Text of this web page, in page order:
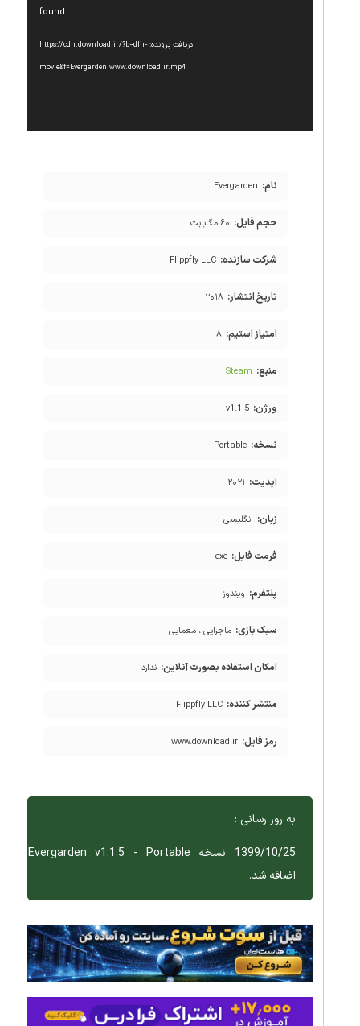
found
دریافت پرونده: https://cdn.download.ir/?b=dlir-
movie&f=Evergarden.www.download.ir.mp4
نام: Evergarden
حجم فایل: ۶۰ مگابایت
شرکت سازنده: Flippfly LLC
تاریخ انتشار: ۲۰۱۸
امتیاز استیم: ۸
منبع: Steam
ورژن: v1.1.5
نسخه: Portable
آپدیت: ۲۰۲۱
زبان: انگلیسی
فرمت فایل: exe
پلتفرم: ویندوز
سبک بازی: ماجرایی ، معمایی
امکان استفاده بصورت آنلاین: ندارد
منتشر کننده: Flippfly LLC
رمز فایل: www.download.ir
به روز رسانی :
1399/10/25 نسخه Evergarden v1.1.5 - Portable
اضافه شد.